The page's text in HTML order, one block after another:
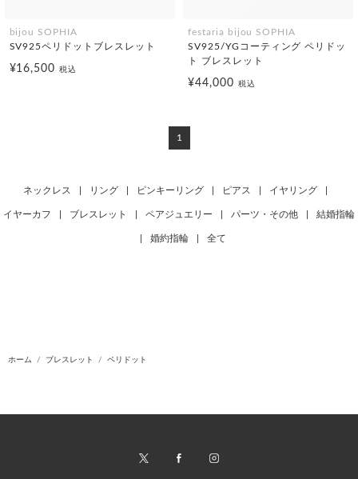
bijou SOPHIA
SV925ペリドットブレスレット
¥16,500税込
festaria bijou SOPHIA
SV925/YGコーティング ペリドッ
ト ブレスレット
¥44,000 税込
1
ネックレス リング ピンキーリング ピアス イヤリング
イヤーカフ ブレスレット ペアジュエリー パーツ・その他 結婚指輪
婚約指輪 全て
ホーム ブレスレット ペリドット